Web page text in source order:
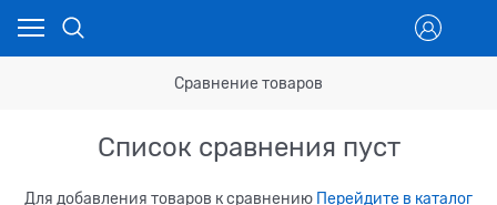
Сравнение товаров
Список сравнения пуст
Для добавления товаров к сравнению Перейдите в каталог